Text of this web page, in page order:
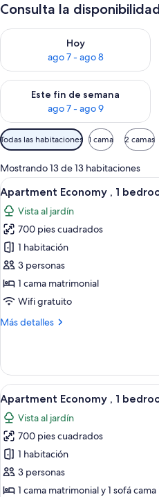
Consulta la
Hoy
ago 7 - ago 8
Consulta la disponibilidad para
Este fin de semana
ago 7 - ago 9
Consulta la disponibilidad para
Filtros
disponibles
para
las
habitaciones
Todas las habitaciones 1 cama 2 camas
Mostrando 13 de 13 habitaciones
Abrir
todas
las
fotos
de
Apartment
Economy
bedroom,
(2
People)
6
Apartment Economy , 1
Vista al jardín
700 pies cuadrados
1 habitación
3 personas
1 cama matrimonial
Wifi gratuito
Más detalles
Más
Economy
1
bedroom,
garden
side
(2
People)
Abrir
todas
las
fotos
de
Apartment
Economy
6
Apartment Economy , 1
Vista al jardín
700 pies cuadrados
1 habitación
3 personas
1 cama matrimonial y 1 sofá